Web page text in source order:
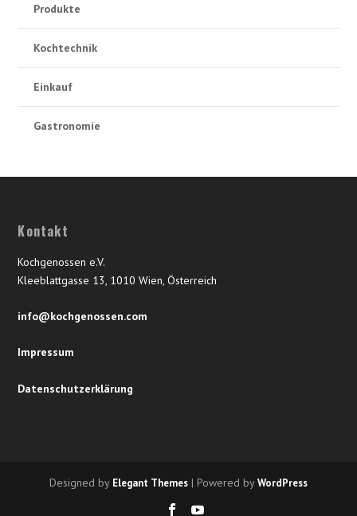
Produkte
Kochtechnik
Einkauf
Gastronomie
Kontakt
Kochgenossen e.V.
Kleeblattgasse 13, 1010 Wien, Österreich
info@kochgenossen.com
Impressum
Datenschutzerklärung
Designed by Elegant Themes | Powered byWordPress